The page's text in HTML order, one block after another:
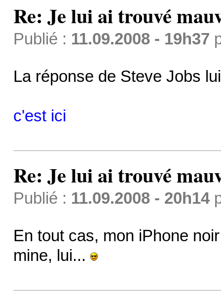
Re: Je lui ai trouvé
Publié : 11.09.2008 - 19h37
La réponse de Steve Jobs
c'est ici
Re: Je lui ai trouvé
Publié : 11.09.2008 - 20h14
En tout cas, mon iPhone
mine, lui...